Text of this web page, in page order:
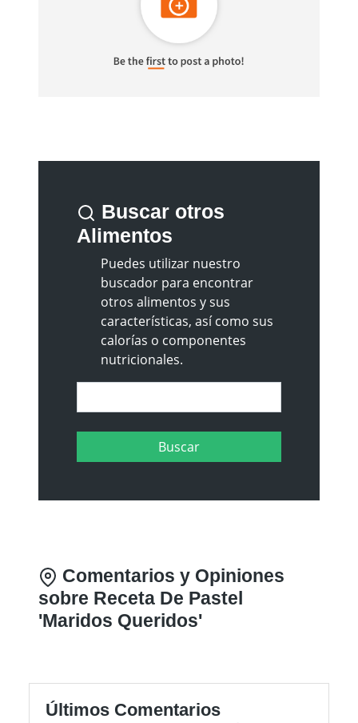
Buscar otros
Alimentos
Puedes utilizar nuestro
buscador para encontrar
otros alimentos y sus
características, así como sus
calorías o componentes
nutricionales.
Comentarios y Opiniones
sobre Receta De Pastel
'Maridos Queridos'
Últimos Comentarios